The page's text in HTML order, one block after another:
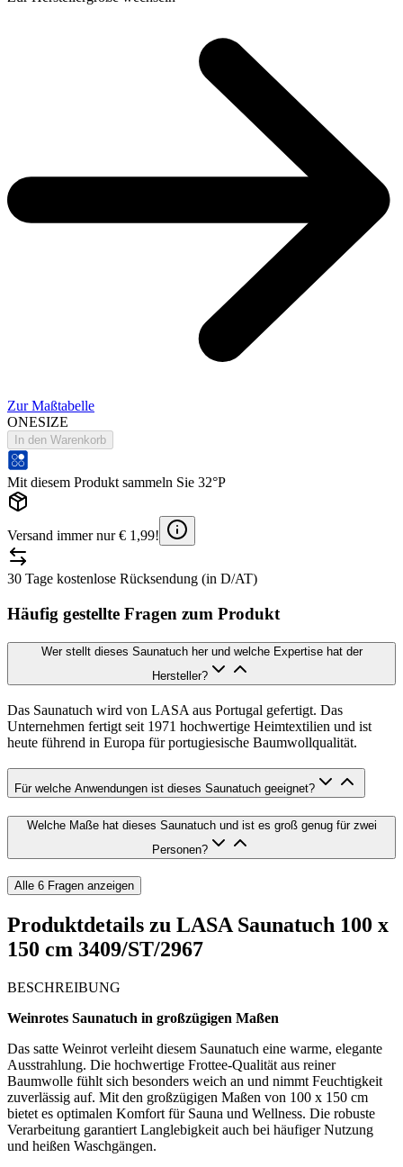
Zur Maßtabelle
ONESIZE
In den Warenkorb
Mit diesem Produkt sammeln Sie 32°P
Versand immer nur € 1,99!
30 Tage kostenlose Rücksendung (in D/AT)
Häufig gestellte Fragen zum Produkt
Wer stellt dieses Saunatuch her und welche Expertise hat der
Hersteller?
Das Saunatuch wird von LASA aus Portugal gefertigt. Das
Unternehmen fertigt seit 1971 hochwertige Heimtextilien und ist
heute führend in Europa für portugiesische Baumwollqualität.
Für welche Anwendungen ist dieses Saunatuch geeignet?
Welche Maße hat dieses Saunatuch und ist es groß genug für zwei
Personen?
Alle 6 Fragen anzeigen
Produktdetails zu LASA Saunatuch 100 x
150 cm 3409/ST/2967
BESCHREIBUNG
Weinrotes Saunatuch in großzügigen Maßen
Das satte Weinrot verleiht diesem Saunatuch eine warme, elegante
Ausstrahlung. Die hochwertige Frottee-Qualität aus reiner
Baumwolle fühlt sich besonders weich an und nimmt Feuchtigkeit
zuverlässig auf. Mit den großzügigen Maßen von 100 x 150 cm
bietet es optimalen Komfort für Sauna und Wellness. Die robuste
Verarbeitung garantiert Langlebigkeit auch bei häufiger Nutzung
und heißen Waschgängen.